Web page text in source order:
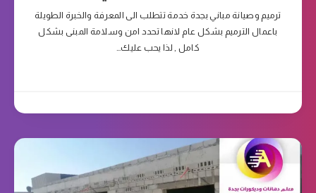
ترميم وصيانة مباني بجدة خدمة تتطلب الى المعرفة والخبرة الطويلة
باعمال الترميم بشكل عام لانها تحدد امن وسلامة المبنى بشكل
كامل , لذا يحب عليك…